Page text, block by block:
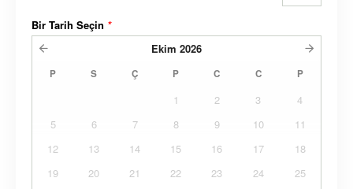
Bir Tarih Seçin *
Ekim 2026
P S Ç P C C P
1 2 3
4
5
6 7 8 9 10
11
12
13 14 15 16 17
18
19
20 21 22 23 24
25